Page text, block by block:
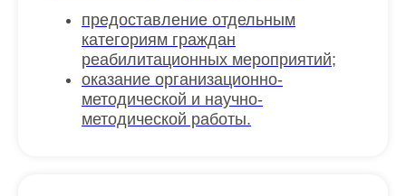
предоставление отдельным
категориям граждан
реабилитационных мероприятий;
оказание организационно-
методической и научно-
методической работы.